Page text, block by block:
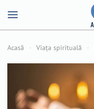
Acasă Viața spirituală